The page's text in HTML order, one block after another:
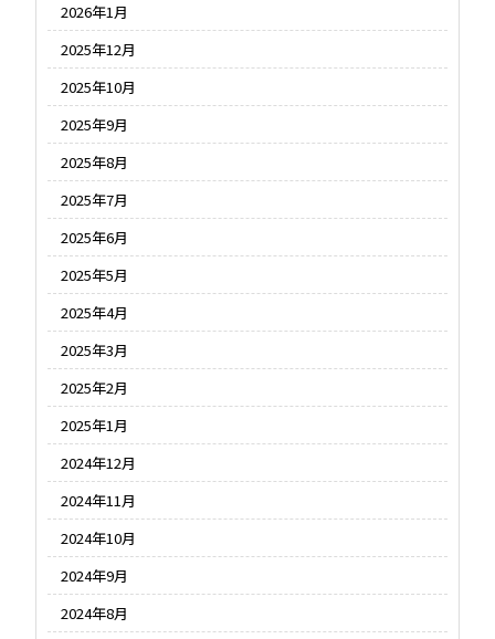
2026年1月
2025年12月
2025年10月
2025年9月
2025年8月
2025年7月
2025年6月
2025年5月
2025年4月
2025年3月
2025年2月
2025年1月
2024年12月
2024年11月
2024年10月
2024年9月
2024年8月